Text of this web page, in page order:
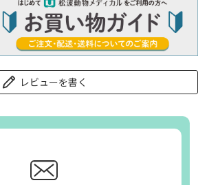
レビューを書く